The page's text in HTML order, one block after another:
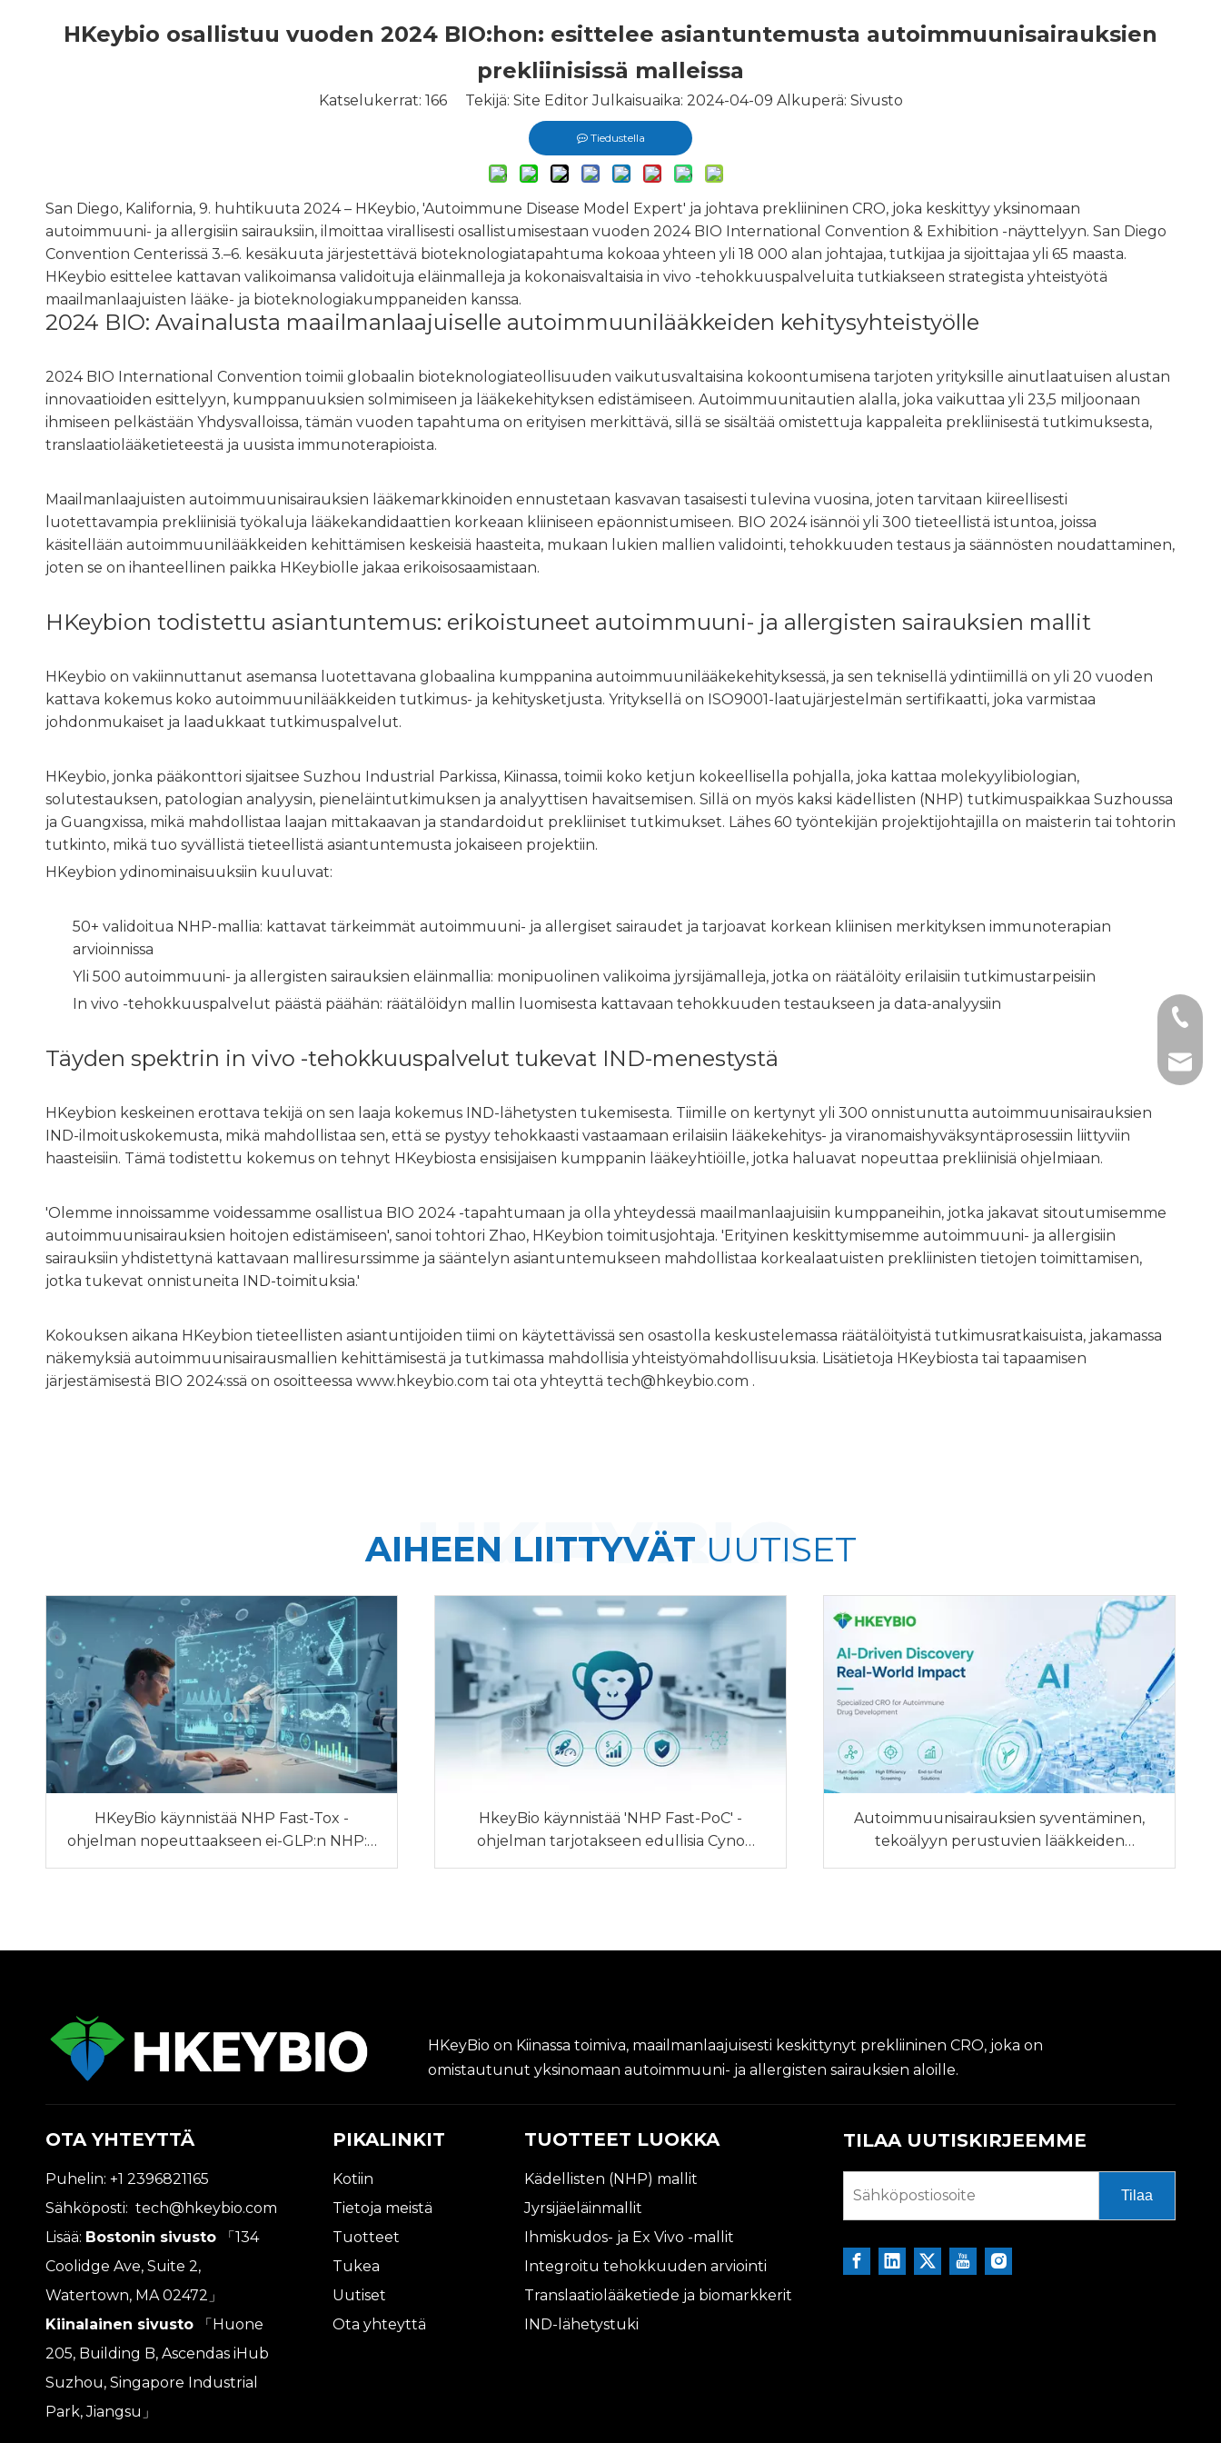
HKeybio osallistuu vuoden 2024 BIO:hon: esittelee asiantuntemusta autoimmuunisairauksien
prekliinisissä malleissa
Katselukerrat: 166Tekijä: Site Editor Julkaisuaika: 2024-04-09 Alkuperä: Sivusto
Tiedustella
San Diego, Kalifornia, 9. huhtikuuta 2024 – HKeybio, 'Autoimmune Disease Model Expert' ja johtava prekliininen CRO, joka keskittyy yksinomaan
autoimmuuni- ja allergisiin sairauksiin, ilmoittaa virallisesti osallistumisestaan ​​vuoden 2024 BIO International Convention & Exhibition -näyttelyyn. San Diego
Convention Centerissä 3.–6. kesäkuuta järjestettävä bioteknologiatapahtuma kokoaa yhteen yli 18 000 alan johtajaa, tutkijaa ja sijoittajaa yli 65 maasta.
HKeybio esittelee kattavan valikoimansa validoituja eläinmalleja ja kokonaisvaltaisia ​​in vivo -tehokkuuspalveluita tutkiakseen strategista yhteistyötä
maailmanlaajuisten lääke- ja bioteknologiakumppaneiden kanssa.
2024 BIO: Avainalusta maailmanlaajuiselle autoimmuunilääkkeiden kehitysyhteistyölle
2024 BIO International Convention toimii globaalin bioteknologiateollisuuden vaikutusvaltaisina kokoontumisena tarjoten yrityksille ainutlaatuisen alustan
innovaatioiden esittelyyn, kumppanuuksien solmimiseen ja lääkekehityksen edistämiseen. Autoimmuunitautien alalla, joka vaikuttaa yli 23,5 miljoonaan
ihmiseen pelkästään Yhdysvalloissa, tämän vuoden tapahtuma on erityisen merkittävä, sillä se sisältää omistettuja kappaleita prekliinisestä tutkimuksesta,
translaatiolääketieteestä ja uusista immunoterapioista.
Maailmanlaajuisten autoimmuunisairauksien lääkemarkkinoiden ennustetaan kasvavan tasaisesti tulevina vuosina, joten tarvitaan kiireellisesti
luotettavampia prekliinisiä työkaluja lääkekandidaattien korkeaan kliiniseen epäonnistumiseen. BIO 2024 isännöi yli 300 tieteellistä istuntoa, joissa
käsitellään autoimmuunilääkkeiden kehittämisen keskeisiä haasteita, mukaan lukien mallien validointi, tehokkuuden testaus ja säännösten noudattaminen,
joten se on ihanteellinen paikka HKeybiolle jakaa erikoisosaamistaan.
HKeybion todistettu asiantuntemus: erikoistuneet autoimmuuni- ja allergisten sairauksien mallit
HKeybio on vakiinnuttanut asemansa luotettavana globaalina kumppanina autoimmuunilääkekehityksessä, ja sen teknisellä ydintiimillä on yli 20 vuoden
kattava kokemus koko autoimmuunilääkkeiden tutkimus- ja kehitysketjusta. Yrityksellä on ISO9001-laatujärjestelmän sertifikaatti, joka varmistaa
johdonmukaiset ja laadukkaat tutkimuspalvelut.
HKeybio, jonka pääkonttori sijaitsee Suzhou Industrial Parkissa, Kiinassa, toimii koko ketjun kokeellisella pohjalla, joka kattaa molekyylibiologian,
solutestauksen, patologian analyysin, pieneläintutkimuksen ja analyyttisen havaitsemisen. Sillä on myös kaksi kädellisten (NHP) tutkimuspaikkaa Suzhoussa
ja Guangxissa, mikä mahdollistaa laajan mittakaavan ja standardoidut prekliiniset tutkimukset. Lähes 60 työntekijän projektijohtajilla on maisterin tai tohtorin
tutkinto, mikä tuo syvällistä tieteellistä asiantuntemusta jokaiseen projektiin.
HKeybion ydinominaisuuksiin kuuluvat:
50+ validoitua NHP-mallia: kattavat tärkeimmät autoimmuuni- ja allergiset sairaudet ja tarjoavat korkean kliinisen merkityksen immunoterapian
arvioinnissa
Yli 500 autoimmuuni- ja allergisten sairauksien eläinmallia: monipuolinen valikoima jyrsijämalleja, jotka on räätälöity erilaisiin tutkimustarpeisiin
In vivo -tehokkuuspalvelut päästä päähän: räätälöidyn mallin luomisesta kattavaan tehokkuuden testaukseen ja data-analyysiin
Täyden spektrin in vivo -tehokkuuspalvelut tukevat IND-menestystä
HKeybion keskeinen erottava tekijä on sen laaja kokemus IND-lähetysten tukemisesta. Tiimille on kertynyt yli 300 onnistunutta autoimmuunisairauksien
IND-ilmoituskokemusta, mikä mahdollistaa sen, että se pystyy tehokkaasti vastaamaan erilaisiin lääkekehitys- ja viranomaishyväksyntäprosessiin liittyviin
haasteisiin. Tämä todistettu kokemus on tehnyt HKeybiosta ensisijaisen kumppanin lääkeyhtiöille, jotka haluavat nopeuttaa prekliinisiä ohjelmiaan.
'Olemme innoissamme voidessamme osallistua BIO 2024 -tapahtumaan ja olla yhteydessä maailmanlaajuisiin kumppaneihin, jotka jakavat sitoutumisemme
autoimmuunisairauksien hoitojen edistämiseen', sanoi tohtori Zhao, HKeybion toimitusjohtaja. 'Erityinen keskittymisemme autoimmuuni- ja allergisiin
sairauksiin yhdistettynä kattavaan malliresurssimme ja sääntelyn asiantuntemukseen mahdollistaa korkealaatuisten prekliinisten tietojen toimittamisen,
jotka tukevat onnistuneita IND-toimituksia.'
Kokouksen aikana HKeybion tieteellisten asiantuntijoiden tiimi on käytettävissä sen osastolla keskustelemassa räätälöityistä tutkimusratkaisuista, jakamassa
näkemyksiä autoimmuunisairausmallien kehittämisestä ja tutkimassa mahdollisia yhteistyömahdollisuuksia. Lisätietoja HKeybiosta tai tapaamisen
järjestämisestä BIO 2024:ssä on osoitteessa www.hkeybio.com tai ota yhteyttä tech@hkeybio.com .
AIHEEN LIITTYVÄT UUTISET
HKeyBio käynnistää NHP Fast-Tox -
ohjelman nopeuttaakseen ei-GLP:n NHP:n
turvallisuusriskien seulontaa
HkeyBio käynnistää 'NHP Fast-PoC' -
ohjelman tarjotakseen edullisia Cyno
PK/PD:tä ja kehitystietoja nousevien NHP-
Autoimmuunisairauksien syventäminen,
tekoälyyn perustuvien lääkkeiden
löytäminen
HKeyBio on Kiinassa toimiva, maailmanlaajuisesti keskittynyt prekliininen CRO, joka on
omistautunut yksinomaan autoimmuuni- ja allergisten sairauksien aloille.
OTA YHTEYTTÄ
Puhelin: +1 2396821165
Sähköposti: tech@hkeybio.com
Lisää: Bostonin sivusto
「134
Coolidge Ave, Suite 2,
Watertown, MA 02472」
Kiinalainen sivusto
「Huone
205, Building B, Ascendas iHub
Suzhou, Singapore Industrial
Park, Jiangsu」
+1
+86-
PIKALINKIT
Kotiin
Tietoja meistä
Tuotteet
Tukea
Uutiset
Ota yhteyttä
TUOTTEET LUOKKA
Kädellisten (NHP) mallit
Jyrsijäeläinmallit
Ihmiskudos- ja Ex Vivo -mallit
Integroitu tehokkuuden arviointi
Translaatiolääketiede ja biomarkkerit
IND-lähetystuki
TILAA UUTISKIRJEEMME
Tilaa